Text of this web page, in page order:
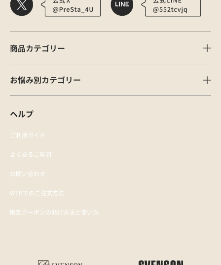
商品カテゴリー
お悩み別カテゴリー
ヘルプ
ご利用ガイド
よくあるご質問
お問い合わせ
WEBでのご注文方法
限定クーポンの発行方法と使い方